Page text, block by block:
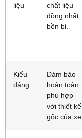
liệu
chất liệu
đồng nhất,
bền bỉ.
Kiểu
dáng
Đảm bảo
hoàn toàn
phù hợp
với thiết kế
gốc của xe.